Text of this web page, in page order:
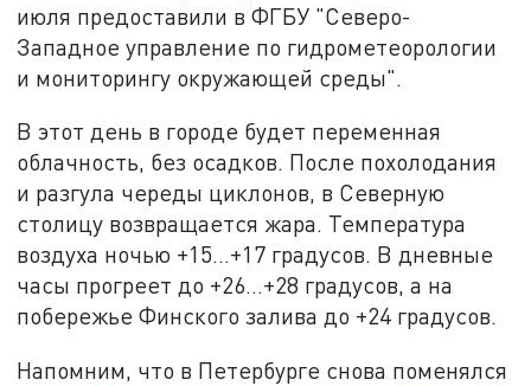
июля предоставили в ФГБУ "Северо-
Западное управление по гидрометеорологии
и мониторингу окружающей среды".
В этот день в городе будет переменная
облачность, без осадков. После похолодания
и разгула череды циклонов, в Северную
столицу возвращается жара. Температура
воздуха ночью +15...+17 градусов. В дневные
часы прогреет до +26...+28 градусов, а на
побережье Финского залива до +24 градусов.
Напомним, что в Петербурге снова поменялся